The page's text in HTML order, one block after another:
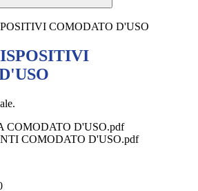
COMODATO D'USO
COMODATO D'USO.pdf
COMODATO D'USO.pdf